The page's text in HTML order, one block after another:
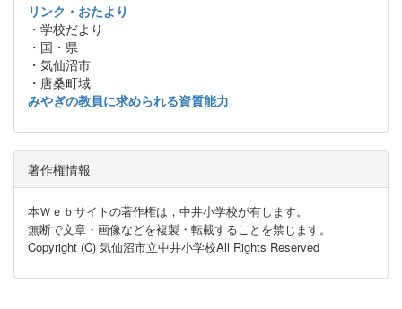
リンク・おたより
・学校だより
・国・県
・気仙沼市
・唐桑町域
みやぎの教員に求められる資質能力
著作権情報
本Ｗｅｂサイトの著作権は，中井小学校が有します。
無断で文章・画像などを複製・転載することを禁じます。
Copyright (C) 気仙沼市立中井小学校All Rights Reserved